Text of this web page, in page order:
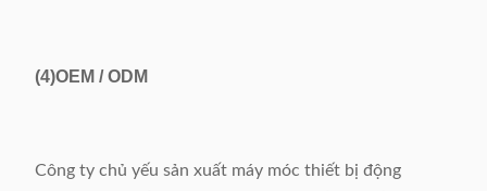
(4)OEM / ODM
Công ty chủ yếu sản xuất máy móc thiết bị động